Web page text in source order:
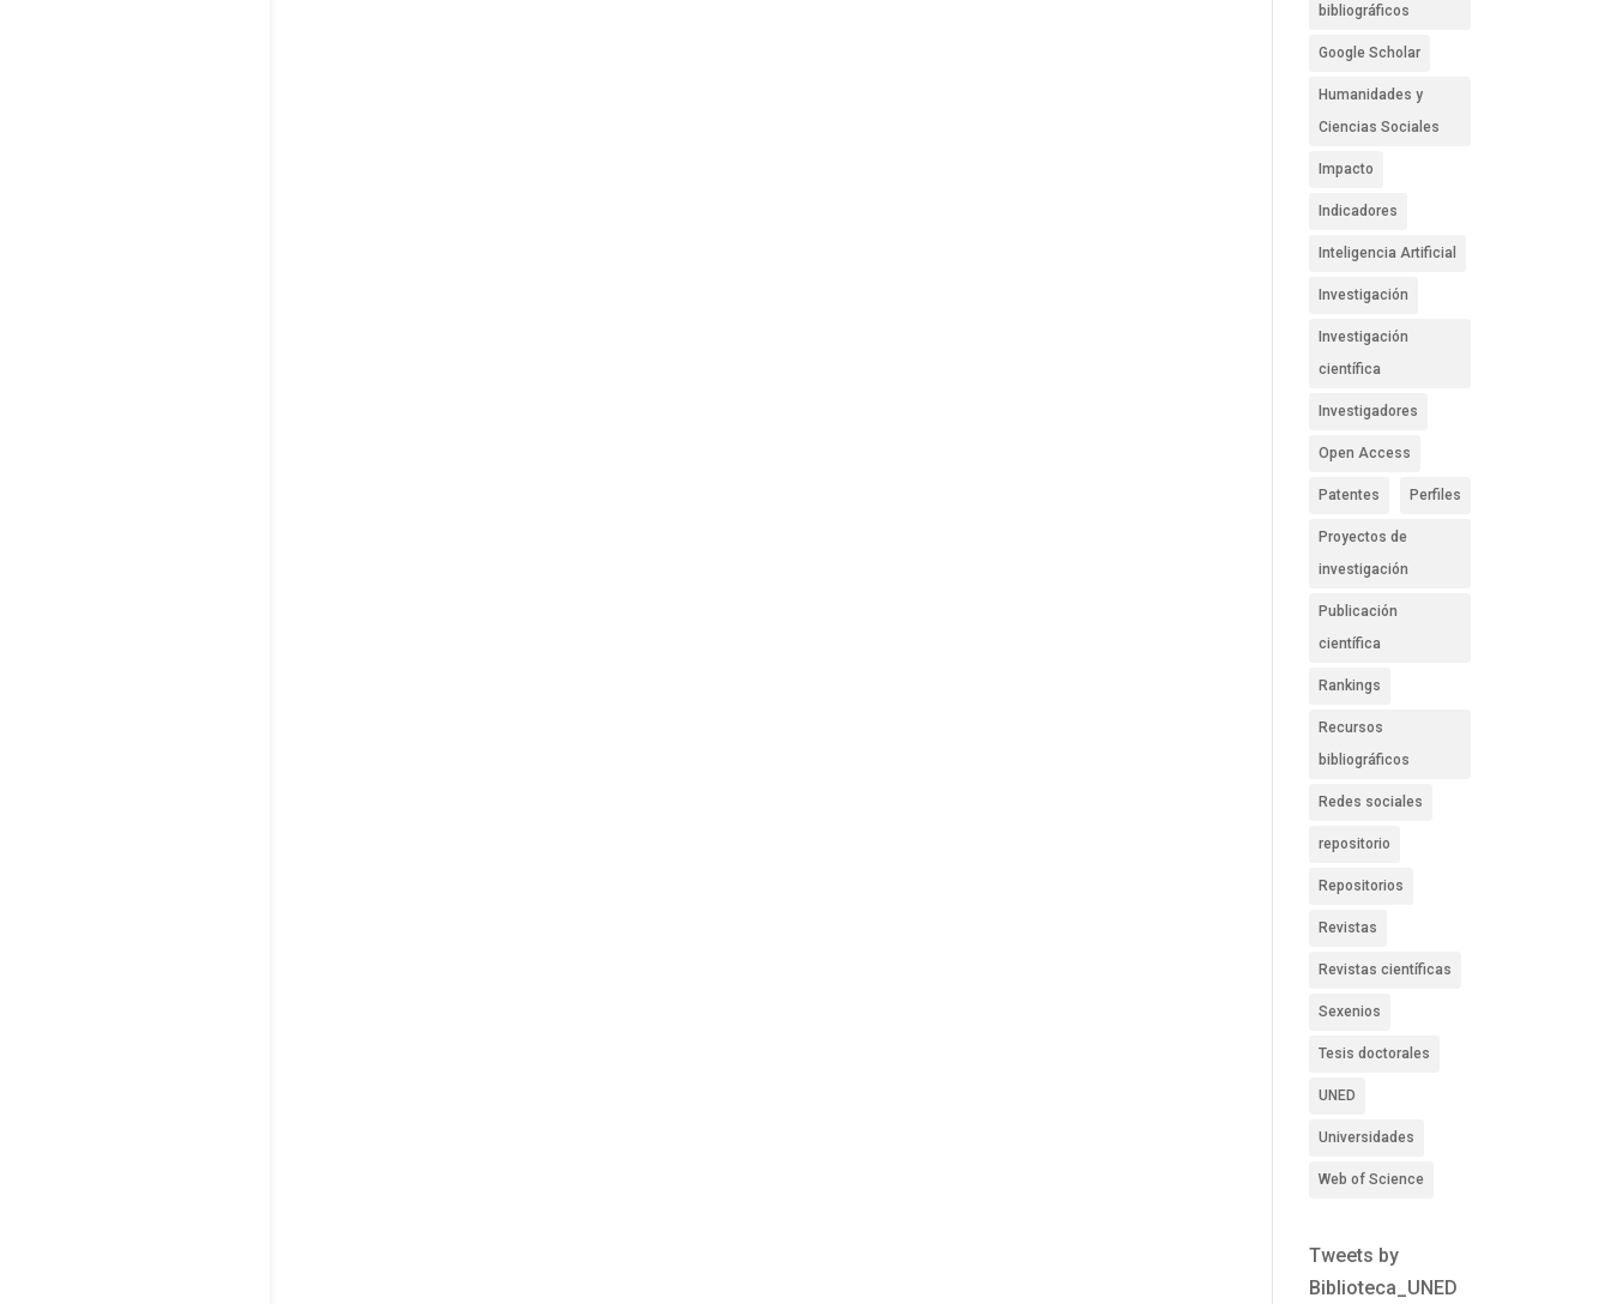
bibliográficos
Google Scholar
Humanidades y
Ciencias Sociales
Impacto
Indicadores
Inteligencia Artificial
Investigación
Investigación
científica
Investigadores
Open Access
Patentes Perfiles
Proyectos de
investigación
Publicación
científica
Rankings
Recursos
bibliográficos
Redes sociales
repositorio
Repositorios
Revistas
Revistas científicas
Sexenios
Tesis doctorales
UNED
Universidades
Web of Science
Tweets by
Biblioteca_UNED